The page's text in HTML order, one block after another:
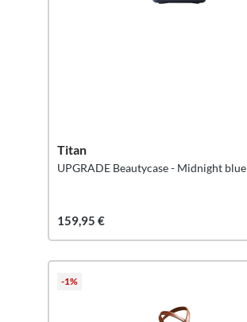
Titan
UPGRADE Beautycase - Midnight blue
159,95 €
-1%